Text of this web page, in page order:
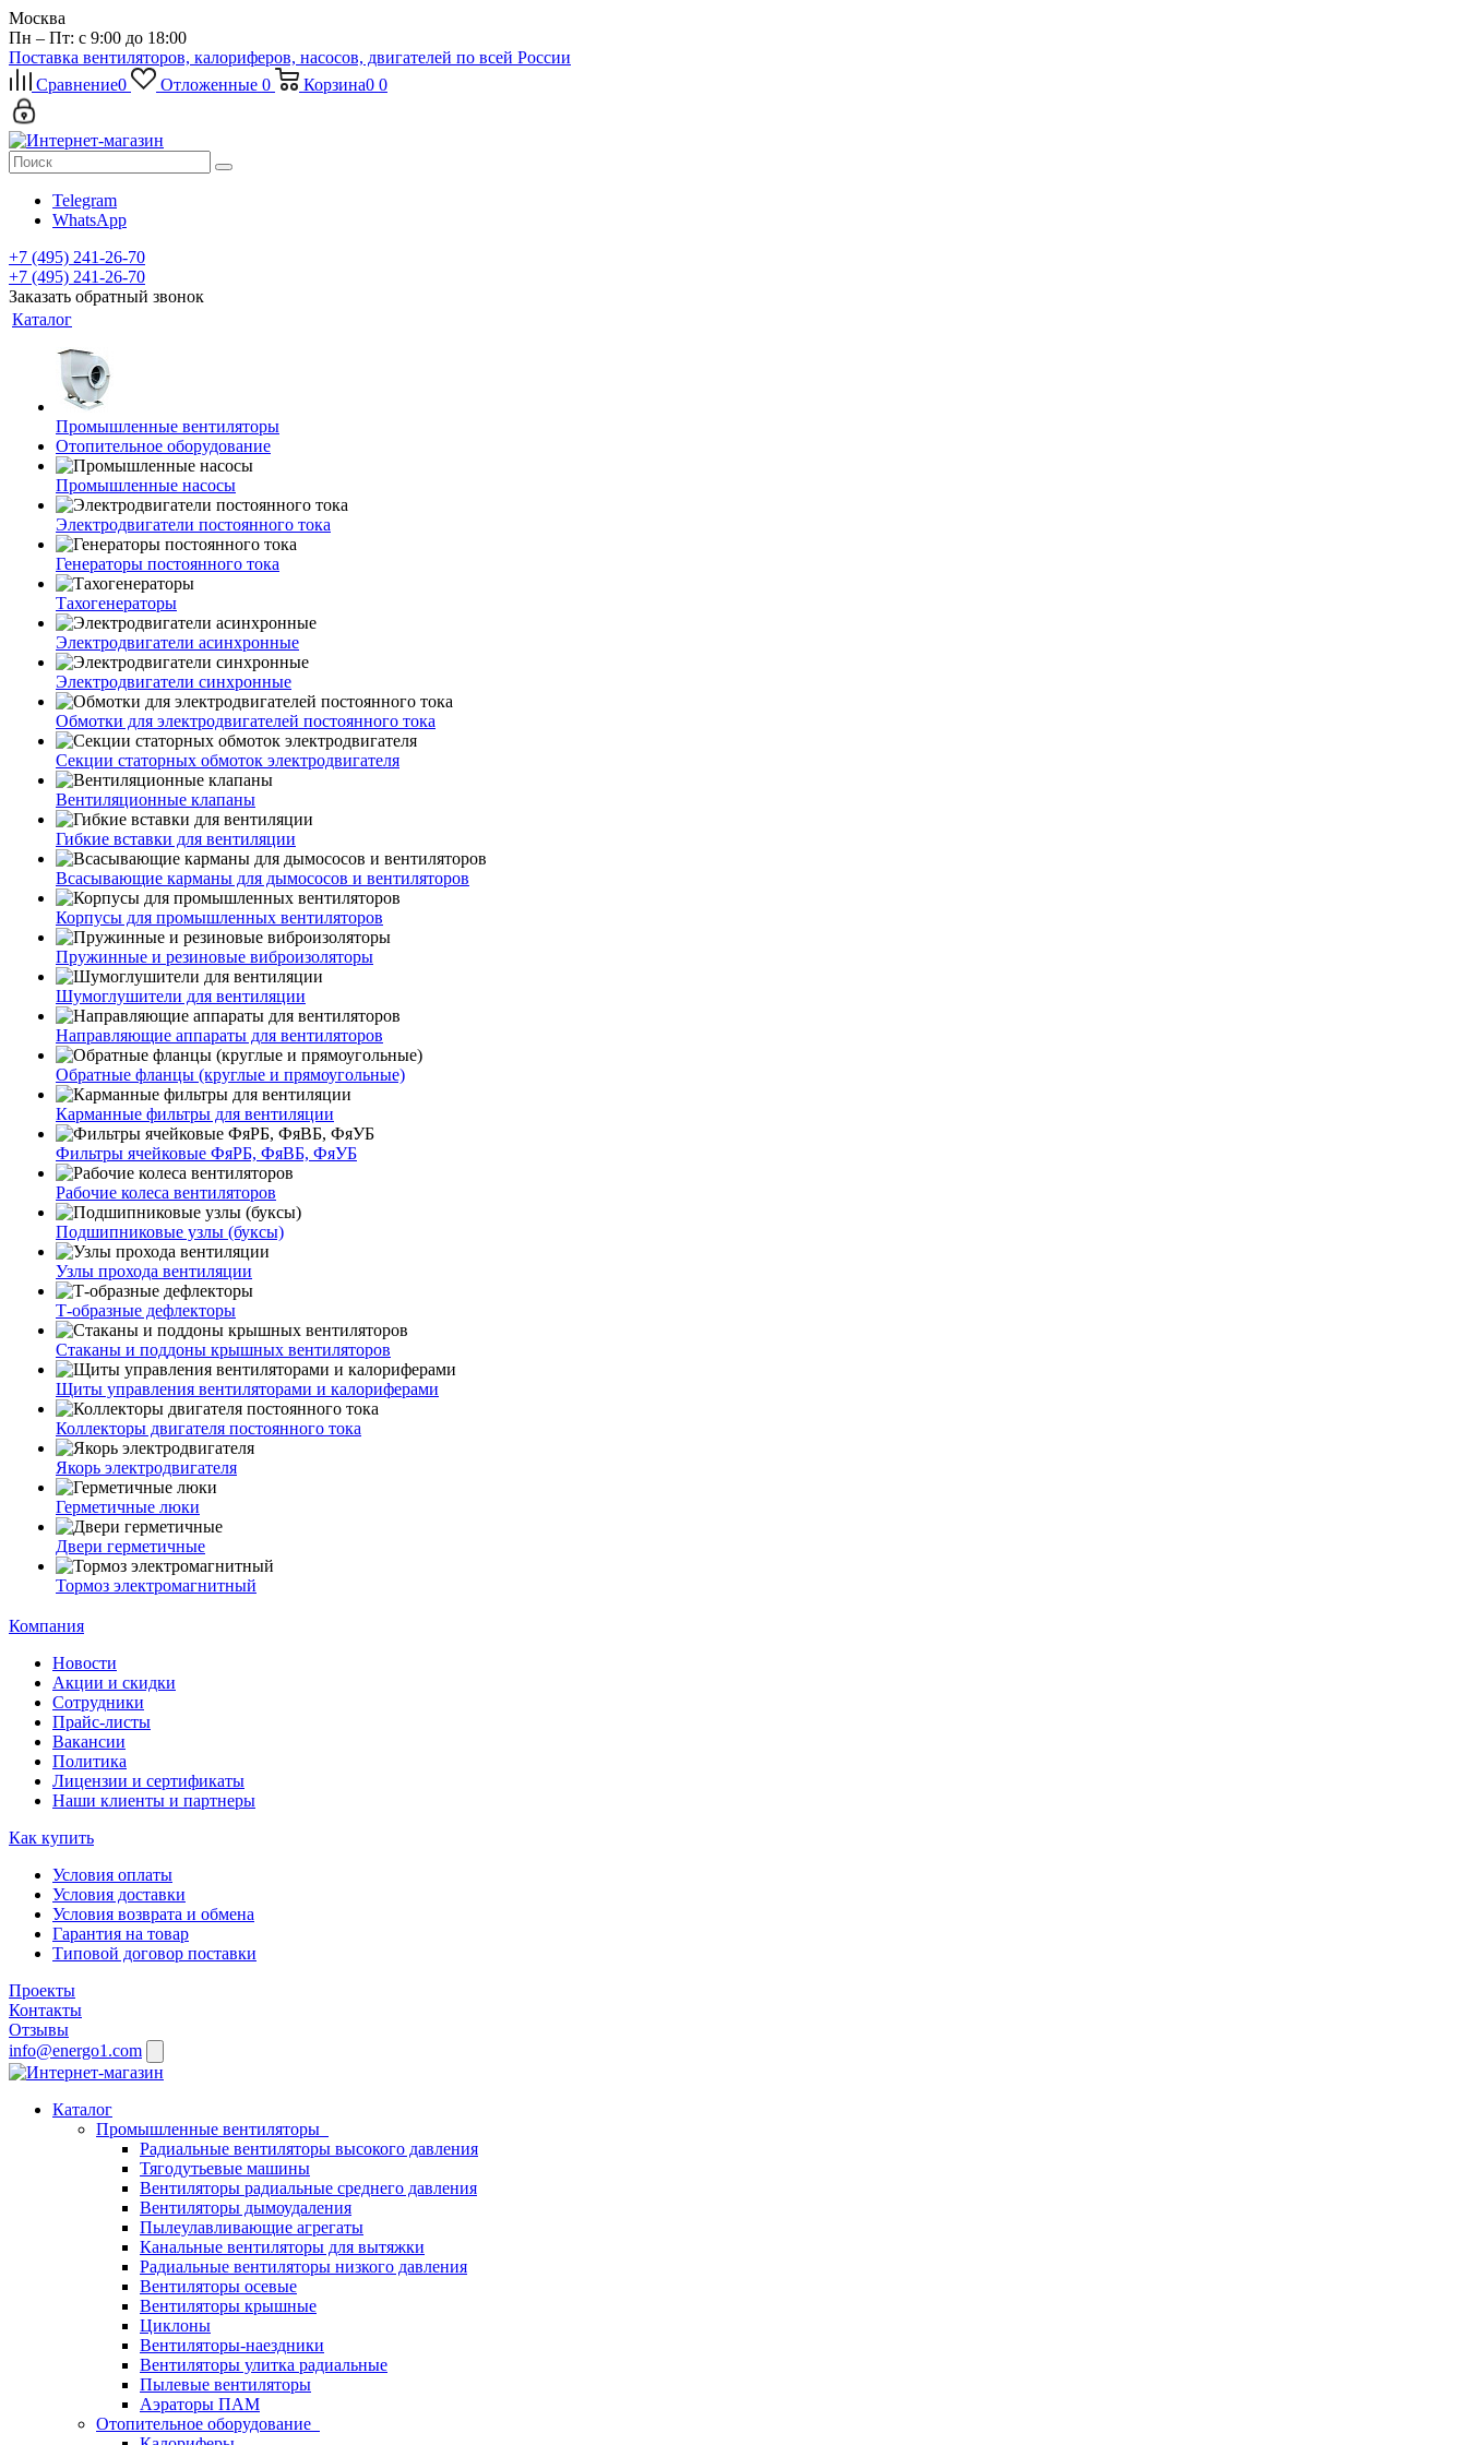
Москва
Пн – Пт: с 9:00 до 18:00
Поставка вентиляторов, калориферов, насосов, двигателей по всей России
Сравнение0 Отложенные 0 Корзина0 0
Telegram
WhatsApp
+7 (495) 241-26-70
+7 (495) 241-26-70
Заказать обратный звонок
Каталог
Промышленные вентиляторы
Отопительное оборудование
Промышленные насосы
Электродвигатели постоянного тока
Генераторы постоянного тока
Тахогенераторы
Электродвигатели асинхронные
Электродвигатели синхронные
Обмотки для электродвигателей постоянного тока
Секции статорных обмоток электродвигателя
Вентиляционные клапаны
Гибкие вставки для вентиляции
Всасывающие карманы для дымососов и вентиляторов
Корпусы для промышленных вентиляторов
Пружинные и резиновые виброизоляторы
Шумоглушители для вентиляции
Направляющие аппараты для вентиляторов
Обратные фланцы (круглые и прямоугольные)
Карманные фильтры для вентиляции
Фильтры ячейковые ФяРБ, ФяВБ, ФяУБ
Рабочие колеса вентиляторов
Подшипниковые узлы (буксы)
Узлы прохода вентиляции
Т-образные дефлекторы
Стаканы и поддоны крышных вентиляторов
Щиты управления вентиляторами и калориферами
Коллекторы двигателя постоянного тока
Якорь электродвигателя
Герметичные люки
Двери герметичные
Тормоз электромагнитный
Компания
Новости
Акции и скидки
Сотрудники
Прайс-листы
Вакансии
Политика
Лицензии и сертификаты
Наши клиенты и партнеры
Как купить
Условия оплаты
Условия доставки
Условия возврата и обмена
Гарантия на товар
Типовой договор поставки
Проекты
Контакты
Отзывы
info@energo1.com
Каталог
Промышленные вентиляторы
Радиальные вентиляторы высокого давления
Тягодутьевые машины
Вентиляторы радиальные среднего давления
Вентиляторы дымоудаления
Пылеулавливающие агрегаты
Канальные вентиляторы для вытяжки
Радиальные вентиляторы низкого давления
Вентиляторы осевые
Вентиляторы крышные
Циклоны
Вентиляторы-наездники
Вентиляторы улитка радиальные
Пылевые вентиляторы
Аэраторы ПАМ
Отопительное оборудование